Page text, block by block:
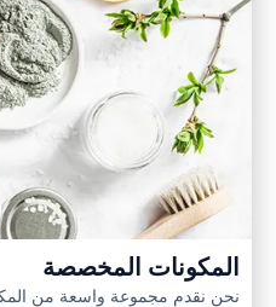
المكونات المخصصة
نحن نقدم مجموعة واسعة من